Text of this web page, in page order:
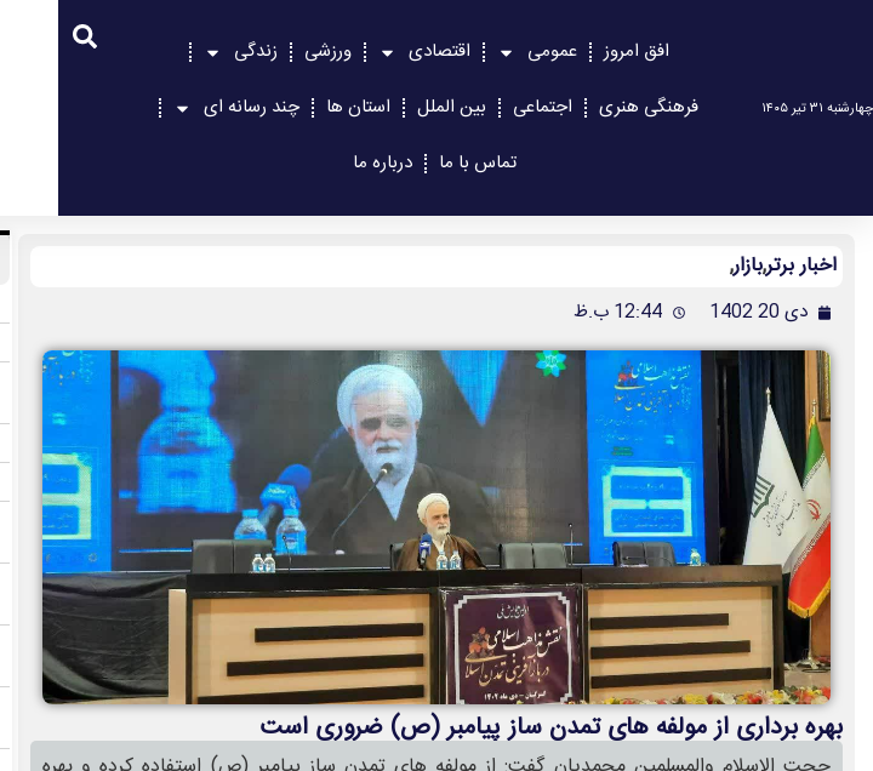
چهارشنبه ۳۱ تیر ۱۴۰۵
افق امروز عمومی اقتصادی ورزشی
زندگی
فرهنگی هنری
اجتماعی بین الملل استان ها
چند رسانه ای
تماس با ما
درباره ما
اخبار برتر,بازار,
دی 20 1402 12:44 ب.ظ
بهره برداری از مولفه های تمدن ساز پیامبر (ص) ضروری است